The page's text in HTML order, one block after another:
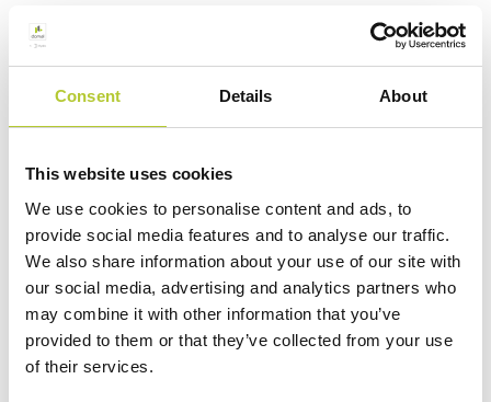
Consent Details About
This website uses cookies
We use cookies to personalise content and ads, to
provide social media features and to analyse our traffic.
We also share information about your use of our site with
our social media, advertising and analytics partners who
may combine it with other information that you’ve
provided to them or that they’ve collected from your use
of their services.
realtà, elevando ogni progetto a un modello di comfort e
sostenibilità.”
ha dichiarato Sergio Semeraro, Marketing
“SPAZIO DOMAL a Milano non è solo il nostro showroom,
Qui, l'innovazione incontra l'esperienza in un percorso
unico che fonde il design e la purezza di linee dei nostri
serramenti in alluminio con le esclusive schermature solari
Pellini. Questo spazio rappresenta il futuro dell'abitare:
efficiente, confortevole e attento all'ambiente, grazie anche
all'utilizzo per i nostri prodotti di Hydro CIRCAL, lega che
utilizza alluminio riciclato post-consumo. Siamo certi che